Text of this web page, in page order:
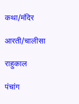
कथा/मंदिर
आरती/चालीसा
राहुकाल
पंचांग